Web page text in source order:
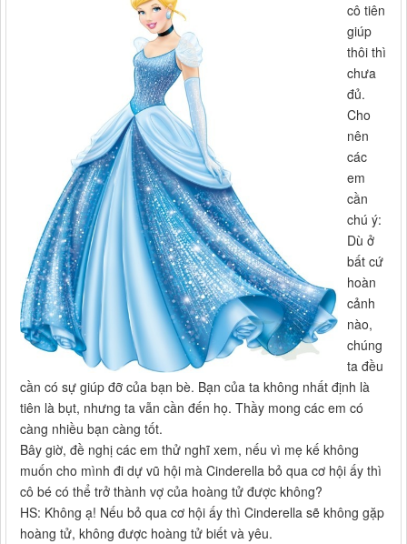
cô tiên
giúp
thôi thì
chưa
đủ.
Cho
nên
các
em
cần
chú ý:
Dù ở
bất cứ
hoàn
cảnh
nào,
chúng
ta đều
cần có sự giúp đỡ của bạn bè. Bạn của ta không nhất định là
tiên là bụt, nhưng ta vẫn cần đến họ. Thầy mong các em có
càng nhiều bạn càng tốt.
Bây giờ, đề nghị các em thử nghĩ xem, nếu vì mẹ kế không
muốn cho mình đi dự vũ hội mà Cinderella bỏ qua cơ hội ấy thì
cô bé có thể trở thành vợ của hoàng tử được không?
HS: Không ạ! Nếu bỏ qua cơ hội ấy thì Cinderella sẽ không gặp
hoàng tử, không được hoàng tử biết và yêu.